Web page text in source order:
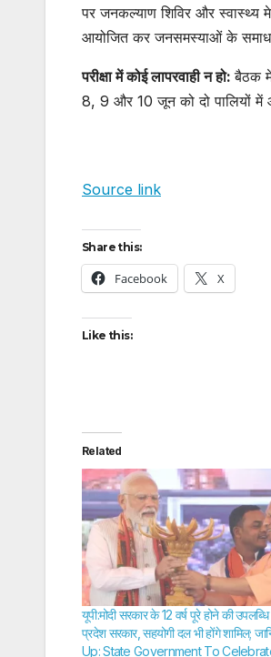
पर जनकल्याण शिविर और स्वास्थ्य
आयोजित कर जनसमस्याओं के
परीक्षा में कोई लापरवाही न हो:बैठक में
8, 9 और 10 जून को दो पालियों में
Source link
Share this:
Facebook X
Like this:
Related
यूपी:मोदी सरकार के 12 वर्ष पूरे होने की उपलब्धि
प्रदेश सरकार, सहयोगी दल भी होंगे शामिल;
Up: State Government To